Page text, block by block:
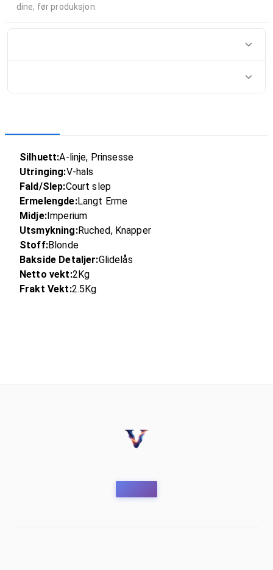
dine, før produksjon.
Silhuett:A-linje, Prinsesse
Utringing:V-hals
Fald/Slep:Court slep
Ermelengde:Langt Erme
Midje:Imperium
Utsmykning:Ruched, Knapper
Stoff:Blonde
Bakside Detaljer:Glidelås
Netto vekt:2Kg
Frakt Vekt:2.5Kg